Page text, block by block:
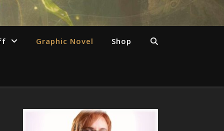
Graphic Novel Shop